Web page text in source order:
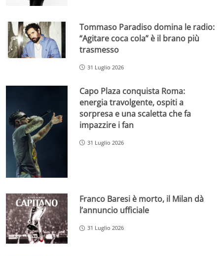
Tommaso Paradiso domina le radio:
“Agitare coca cola” è il brano più
trasmesso
31 Luglio 2026
Capo Plaza conquista Roma:
energia travolgente, ospiti a
sorpresa e una scaletta che fa
impazzire i fan
31 Luglio 2026
Franco Baresi è morto, il Milan dà
l’annuncio ufficiale
31 Luglio 2026